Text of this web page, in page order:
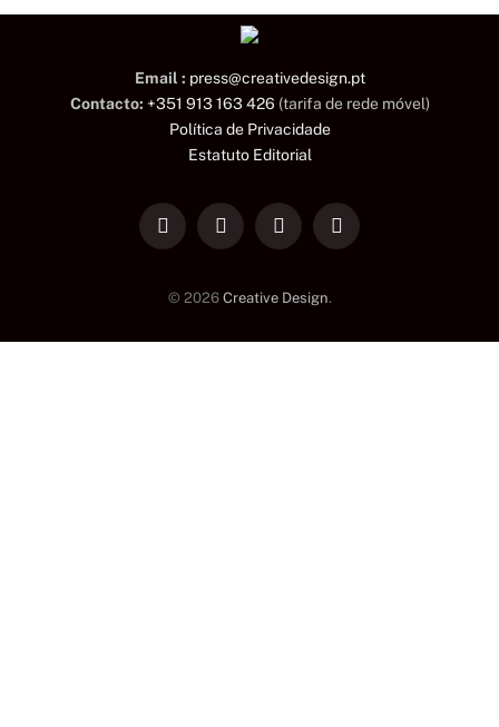
Email : press@creativedesign.pt
Contacto: +351 913 163 426 (tarifa de rede móvel)
Política de Privacidade
Estatuto Editorial
LinkedInFacebookInstagramTikTok
© 2026 Creative Design.